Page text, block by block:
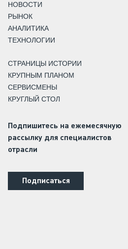
НОВОСТИ
РЫНОК
АНАЛИТИКА
ТЕХНОЛОГИИ
СТРАНИЦЫ ИСТОРИИ
КРУПНЫМ ПЛАНОМ
СЕРВИСМЕНЫ
КРУГЛЫЙ СТОЛ
Подпишитесь на ежемесячную
рассылку для специалистов
отрасли
Подписаться